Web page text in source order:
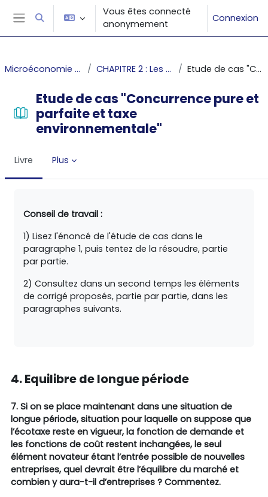
Passer au contenu principal
Panneau latéral
Activer/désactiver la saisie de recherche
Vous êtes connecté
anonymement
Connexion
Microéconomie 2 : L'équilibre sur les marchés parfaits et imparfaits CHAPITRE 2 : Les structures de marché - La concurrence pure et parfaite Etude de cas "Concurrence pure et parfaite et taxe environnementale"
Etude de cas "Concurrence pure et
parfaite et taxe
environnementale"
Livre Plus
Conseil de travail :
1) Lisez l'énoncé de l'étude de cas dans le
paragraphe 1, puis tentez de la résoudre, partie
par partie.
2) Consultez dans un second temps les éléments
de corrigé proposés, partie par partie, dans les
paragraphes suivants.
4. Equilibre de longue période
7. Si on se place maintenant dans une situation de
longue période, situation pour laquelle on suppose que
l’écotaxe reste en vigueur, la fonction de demande et
les fonctions de coût restent inchangées, le seul
élément novateur étant l’entrée possible de nouvelles
entreprises, quel devrait être l’équilibre du marché et
combien y aura-t-il d’entreprises ? Commentez.